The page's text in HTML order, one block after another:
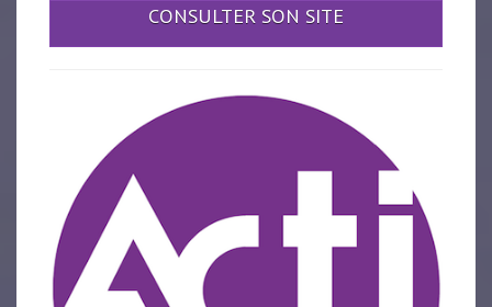
CONSULTER SON SITE